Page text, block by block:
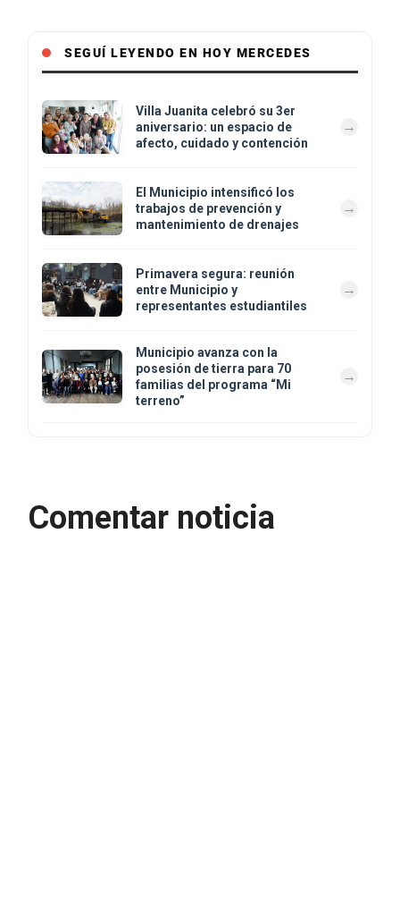
SEGUÍ LEYENDO EN HOY MERCEDES
Villa Juanita celebró su 3er
aniversario: un espacio de
afecto, cuidado y contención
El Municipio intensificó los
trabajos de prevención y
mantenimiento de drenajes
Primavera segura: reunión
entre Municipio y
representantes estudiantiles
Municipio avanza con la
posesión de tierra para 70
familias del programa “Mi
terreno”
Comentar noticia